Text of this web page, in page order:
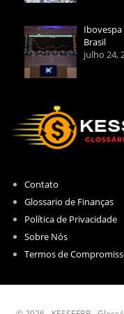
Ibovespa
Brasil
julho 24,
Contato
Glossario de Finanças
Política de Privacidade
Sobre Nós
Termos de